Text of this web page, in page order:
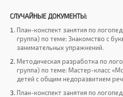
СЛУЧАЙНЫЕ ДОКУМЕНТЫ:
План-конспект занятия по
группа) по теме: Знакомство с
занимательных упражнений.
Методическая разработка по
группа) по теме: Мастер-класс
детей с общим недоразвитием
План-конспект занятия по